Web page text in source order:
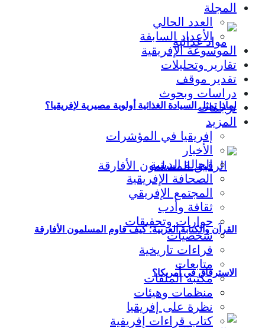
لماذا تمثل السيادة الغذائية أولوية مصيرية لإفريقيا؟
القرآن والكتابة العربية: كيف قاوم المسلمون الأفارقة
الاسترقاق في أمريكا؟
المجلة
العدد الحالي
الأعداد السابقة
الموسوعة الإفريقية
تقارير وتحليلات
تقدير موقف
دراسات وبحوث
ترجمات
المزيد
إفريقيا في المؤشرات
الأخبار
الحالة الدينية
الصحافة الإفريقية
المجتمع الإفريقي
ثقافة وأدب
حوارات وتحقيقات
شخصيات
قراءات تاريخية
متابعات
مكتبة الملفات
منظمات وهيئات
نظرة على إفريقيا
كتاب قراءات إفريقية